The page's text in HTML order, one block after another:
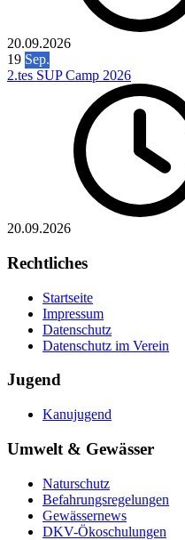
20.09.2026
19 Sep.
2.tes SUP Camp 2026
20.09.2026
Rechtliches
Startseite
Impressum
Datenschutz
Datenschutz im Verein
Jugend
Kanujugend
Umwelt & Gewässer
Naturschutz
Befahrungsregelungen
Gewässernews
DKV-Ökoschulungen